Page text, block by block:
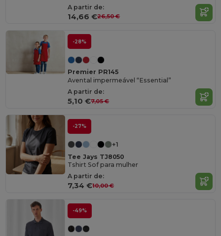
A partir de:
14,66 €26,50 €
-28%
Premier PR145
Avental impermeável “Essential”
A partir de:
5,10 €7,05 €
-27%
+1
Tee Jays TJ8050
Tshirt Sof para mulher
A partir de:
7,34 €10,00 €
-49%